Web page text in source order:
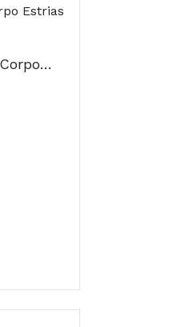
Isdin Woman Creme Corpo Estrias 250ml